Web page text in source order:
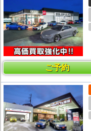
ご予約